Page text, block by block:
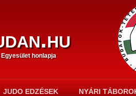
honlapja
JUDO EDZÉSEK NYÁRI